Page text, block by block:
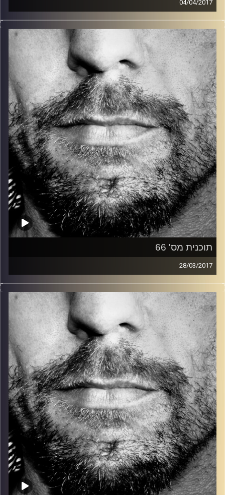
04/04/2017
זיפים, מוזיקה מחוספסת של הופעות חיות. הרבה ג'אם, רוק,
בלוז, bluegrass, ג'אז, Fאנק, פרוגרסיב ואפילו אלקטרוניקה.
כל מה שחי, אמיתי ונושם.
עם שמוליק רגב.
קרדיט תמונות: David Goehring
תוכנית מס' 66
28/03/2017
זיפים, מוזיקה מחוספסת של הופעות חיות. הרבה ג'אם, רוק,
בלוז, bluegrass, ג'אז, Fאנק, פרוגרסיב ואפילו אלקטרוניקה.
כל מה שחי, אמיתי ונושם.
עם שמוליק רגב.
קרדיט תמונות: David Goehring